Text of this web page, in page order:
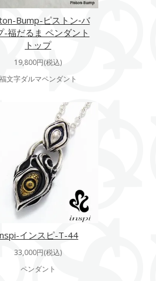
Bump-ピストン‐バ
-福だるま ペンダント
トップ
19,800円(税込)
福文字ダルマペンダント
インスピ-T-44
33,000円(税込)
ペンダント